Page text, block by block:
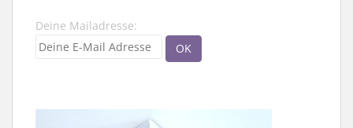
Deine Mailadresse: